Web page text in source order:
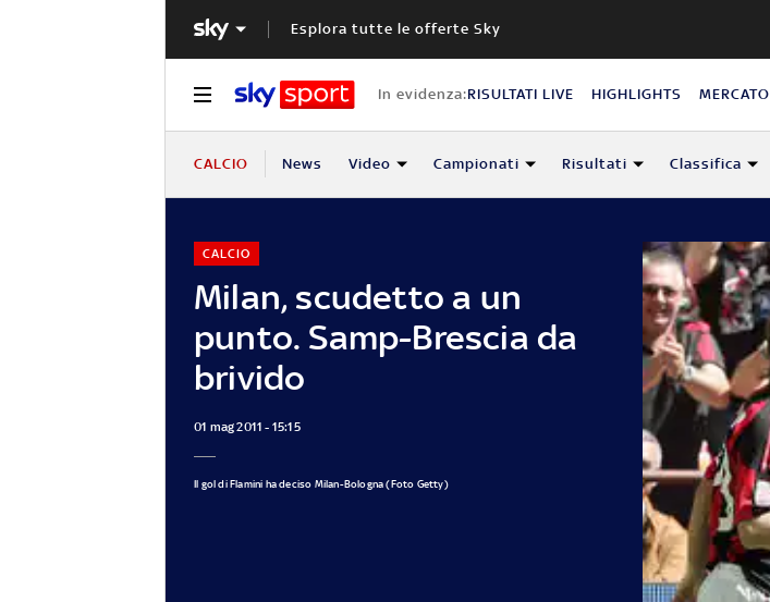
Esplora tutte le offerte Sky
In evidenza:RISULTATI LIVE HIGHLIGHTS MERCATO
CALCIO News Video Campionati Risultati Classifica
Milan, scudetto a un
punto. Samp-Brescia da
brivido
CALCIO
01 mag 2011 - 15:15
Il gol di Flamini ha deciso Milan-Bologna (Foto Getty)